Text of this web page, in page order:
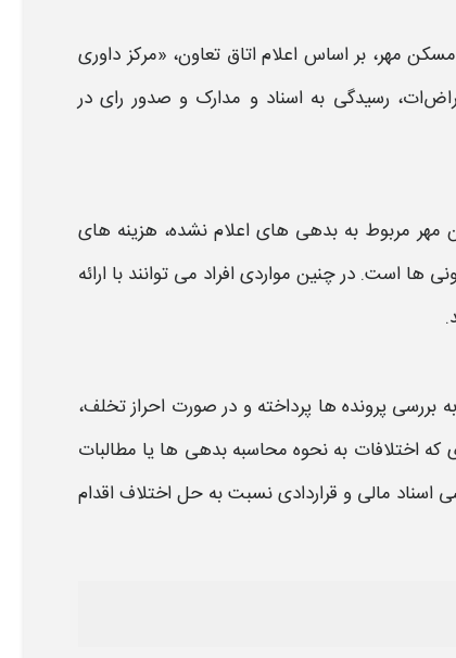
مسکن مهر، بر اساس اعلام اتاق تعاون، «مرکز داوری
ات، رسیدگی به اسناد و مدارک و صدور رای در
مهر مربوط به بدهی‌ های اعلام‌ نشده، هزینه‌ های
‌ ها است. در چنین مواردی افراد می‌ توانند با ارائه
پرونده‌ ها پرداخته و در صورت احراز تخلف،
اختلافات به نحوه محاسبه بدهی‌ ها یا مطالبات
اسناد مالی و قراردادی نسبت به حل اختلاف اقدام